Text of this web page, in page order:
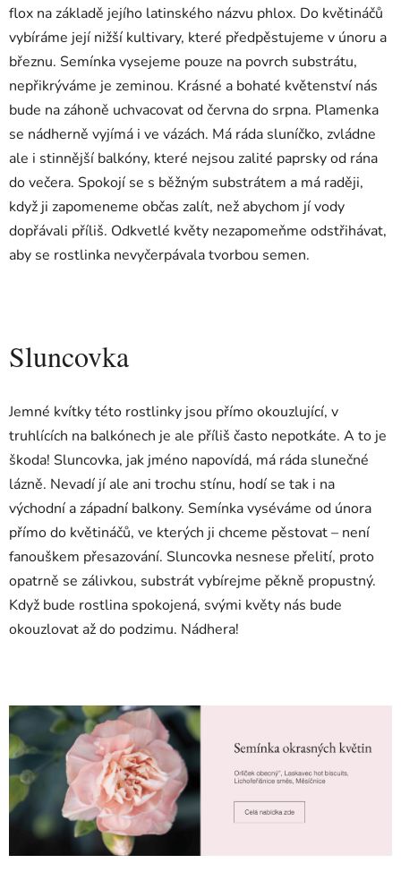
flox na základě jejího latinského názvu phlox. Do květináčů
vybíráme její nižší kultivary, které předpěstujeme v únoru a
březnu. Semínka vysejeme pouze na povrch substrátu,
nepřikrýváme je zeminou. Krásné a bohaté květenství nás
bude na záhoně uchvacovat od června do srpna. Plamenka
se nádherně vyjímá i ve vázách. Má ráda sluníčko, zvládne
ale i stinnější balkóny, které nejsou zalité paprsky od rána
do večera. Spokojí se s běžným substrátem a má raději,
když ji zapomeneme občas zalít, než abychom jí vody
dopřávali příliš. Odkvetlé květy nezapomeňme odstřihávat,
aby se rostlinka nevyčerpávala tvorbou semen.
Sluncovka
Jemné kvítky této rostlinky jsou přímo okouzlující, v
truhlících na balkónech je ale příliš často nepotkáte. A to je
škoda! Sluncovka, jak jméno napovídá, má ráda slunečné
lázně. Nevadí jí ale ani trochu stínu, hodí se tak i na
východní a západní balkony. Semínka vyséváme od února
přímo do květináčů, ve kterých ji chceme pěstovat – není
fanouškem přesazování. Sluncovka nesnese přelití, proto
opatrně se zálivkou, substrát vybírejme pěkně propustný.
Když bude rostlina spokojená, svými květy nás bude
okouzlovat až do podzimu. Nádhera!